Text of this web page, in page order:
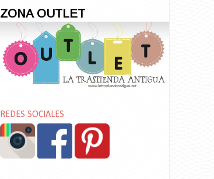
ZONA OUTLET
REDES SOCIALES